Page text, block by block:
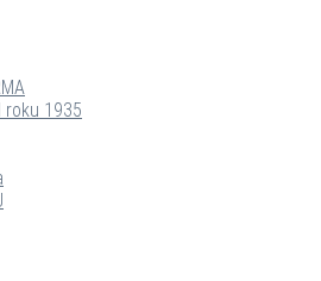
roku 1935